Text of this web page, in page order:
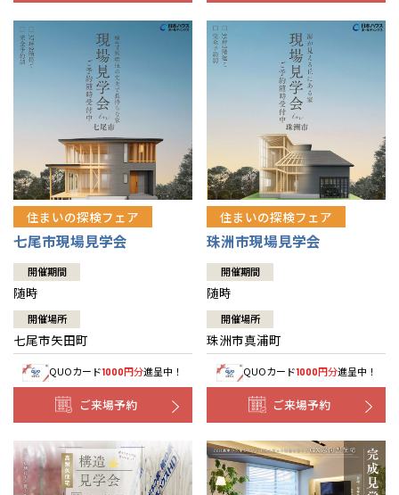
住まいの探検フェア
七尾市現場見学会
開催期間
随時
開催場所
七尾市矢田町
QUOカード1000円分進呈中！
ご来場予約
住まいの探検フェア
珠洲市現場見学会
開催期間
随時
開催場所
珠洲市真浦町
QUOカード1000円分進呈中！
ご来場予約